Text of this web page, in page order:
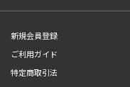
新規会員登録
ご利用ガイド
特定商取引法